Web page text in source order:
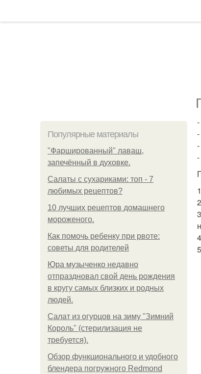
Популярные материалы
"Фаршированный" лаваш,
запечённый в духовке.
Салаты с сухариками: топ - 7
любимых рецептов?
10 лучших рецептов домашнего
мороженого.
Как помочь ребенку при рвоте:
советы для родителей
Юра музыченко недавно
отпраздновал свой день рождения
в кругу самых близких и родных
людей.
Салат из огурцов на зиму "Зимний
Король" (стерилизация не
требуется).
Обзор функционального и удобного
блендера погружного Redmond